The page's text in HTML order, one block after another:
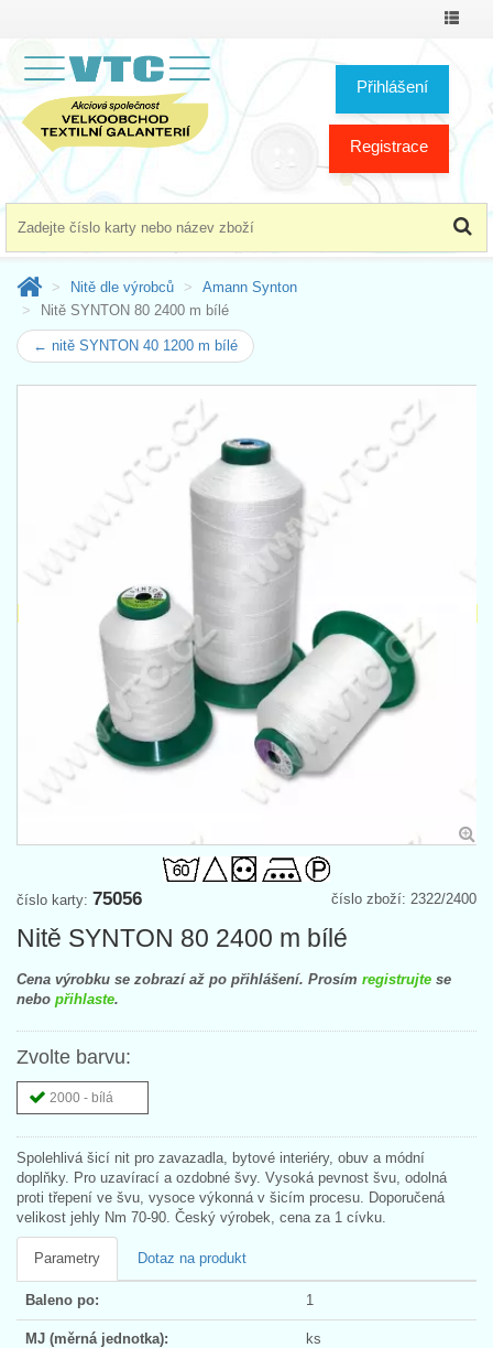
Přihlášení
Registrace
Nitě dle výrobců
Amann Synton
Nitě SYNTON 80 2400 m bílé
← nitě SYNTON 40 1200 m bílé
číslo zboží: 2322/2400
číslo karty: 75056
Nitě SYNTON 80 2400 m bílé
Cena výrobku se zobrazí až po přihlášení. Prosím registrujte se
nebo přihlaste.
Zvolte barvu:
2000 - bílá
Spolehlivá šicí nit pro zavazadla, bytové interiéry, obuv a módní
doplňky. Pro uzavírací a ozdobné švy. Vysoká pevnost švu, odolná
proti třepení ve švu, vysoce výkonná v šicím procesu. Doporučená
velikost jehly Nm 70-90. Český výrobek, cena za 1 cívku.
Parametry Dotaz na produkt
Baleno po: 1
MJ (měrná jednotka): ks